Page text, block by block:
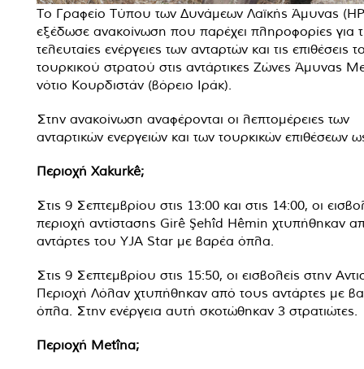
Το Γραφείο Τύπου των Δυνάμεων Λαϊκής Άμυνας
εξέδωσε ανακοίνωση που παρέχει πληροφορίες για
τελευταίες ενέργειες των ανταρτών και τις επιθέσεις
τουρκικού στρατού στις αντάρτικες Ζώνες Άμυνας
νότιο Κουρδιστάν (βόρειο Ιράκ).
Στην ανακοίνωση αναφέρονται οι λεπτομέρειες των
ανταρτικών ενεργειών και των τουρκικών επιθέσεων
Περιοχή Xakurkê;
Στις 9 Σεπτεμβρίου στις 13:00 και στις 14:00, οι
περιοχή αντίστασης Girê Şehîd Hêmin χτυπήθηκαν
αντάρτες του YJA Star με βαρέα όπλα.
Στις 9 Σεπτεμβρίου στις 15:50, οι εισβολείς στην
Περιοχή Λόλαν χτυπήθηκαν από τους αντάρτες με
όπλα. Στην ενέργεια αυτή σκοτώθηκαν 3 στρατιώτες.
Περιοχή Metîna;